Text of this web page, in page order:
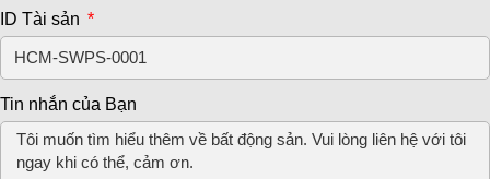
ID Tài sản
Tin nhắn của Bạn